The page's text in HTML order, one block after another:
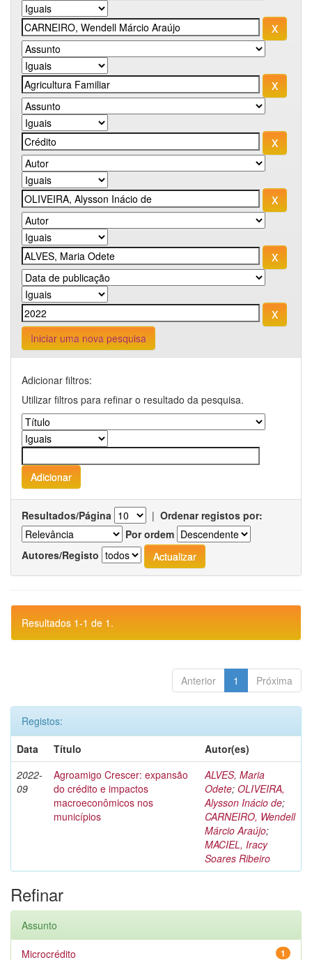
Iniciar uma nova pesquisa
Adicionar filtros:
Utilizar filtros para refinar o resultado da pesquisa.
Resultados/Página | Ordenar registos por:
Por ordem
Autores/Registo
Resultados 1-1 de 1.
Anterior 1 Próxima
Registos:
Data
Título
Autor(es)
2022-
09
Agroamigo Crescer: expansão
do crédito e impactos
macroeconômicos nos
municípios
ALVES, Maria
Odete; OLIVEIRA,
Alysson Inácio de;
CARNEIRO, Wendell
Márcio Araújo;
MACIEL, Iracy
Soares Ribeiro
Refinar
Assunto
1
Microcrédito